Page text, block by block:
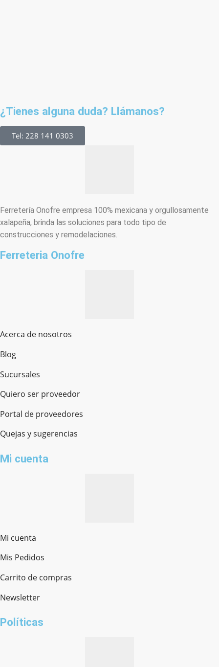
¿Tienes alguna duda? Llámanos?
Tel: 228 141 0303
Ferretería Onofre empresa 100% mexicana y orgullosamente
xalapeña, brinda las soluciones para todo tipo de
construcciones y remodelaciones.
Ferreteria Onofre
Acerca de nosotros
Blog
Sucursales
Quiero ser proveedor
Portal de proveedores
Quejas y sugerencias
Mi cuenta
Mi cuenta
Mis Pedidos
Carrito de compras
Newsletter
Políticas